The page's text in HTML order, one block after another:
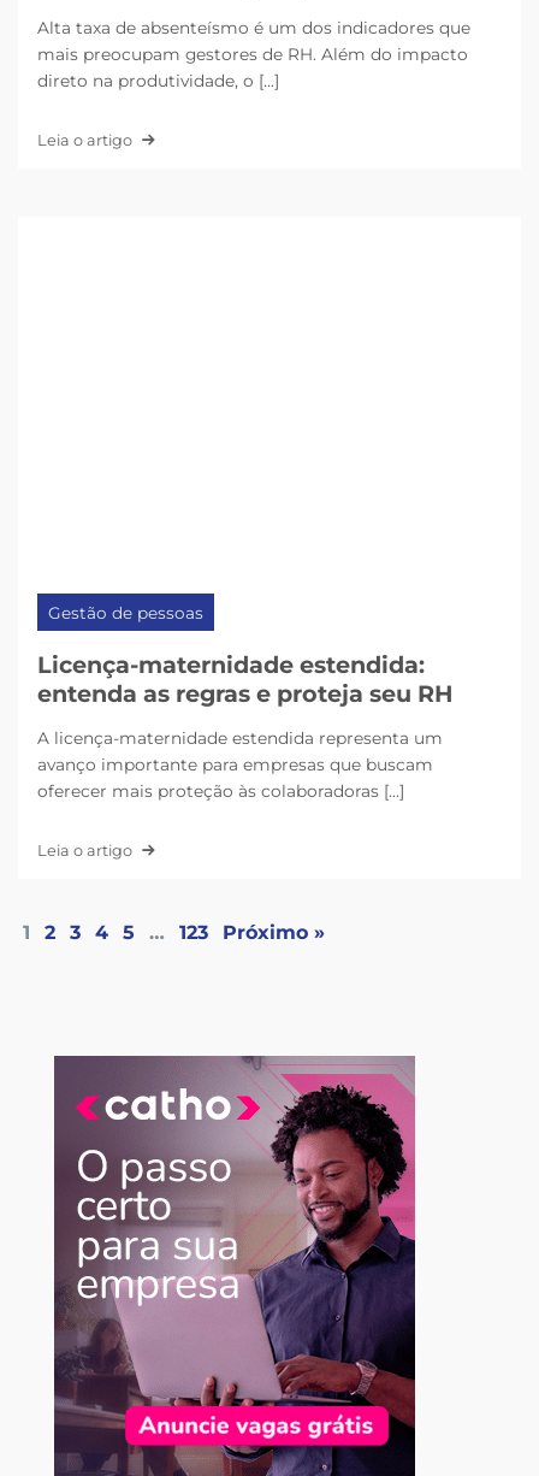
Alta taxa de absenteísmo é um dos indicadores que
mais preocupam gestores de RH. Além do impacto
direto na produtividade, o [...]
Leia o artigo
Gestão de pessoas
Licença-maternidade estendida:
entenda as regras e proteja seu RH
A licença-maternidade estendida representa um
avanço importante para empresas que buscam
oferecer mais proteção às colaboradoras [...]
Leia o artigo
1 2 3 4 5 … 123 Próximo »